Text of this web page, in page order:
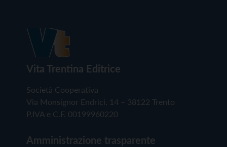
Vita Trentina Editrice
Società Cooperativa
Via Monsignor Endrici, 14 – 38122 Trento
P.IVA e C.F. 00199960220
Amministrazione trasparente